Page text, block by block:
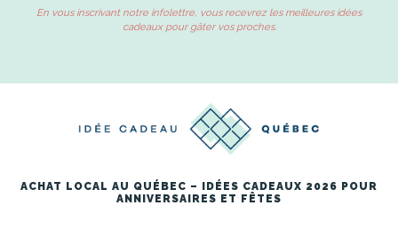
En vous inscrivant notre infolettre, vous recevrez les meilleures idées
cadeaux pour gâter vos proches.
ACHAT LOCAL AU QUÉBEC – IDÉES CADEAUX 2026 POUR
ANNIVERSAIRES ET FÊTES